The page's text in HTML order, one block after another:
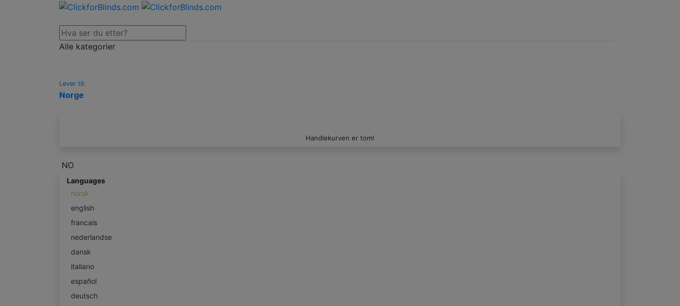
Alle kategorier
Lever til:
Norge
Handlekurven er tom!
NO
Languages
norsk
english
francais
nederlandse
dansk
italiano
español
deutsch